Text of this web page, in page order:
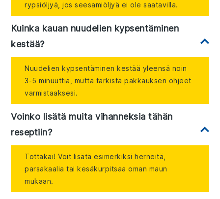
rypsiöljyä, jos seesamiöljyä ei ole saatavilla.
Kuinka kauan nuudelien kypsentäminen
kestää?
Nuudelien kypsentäminen kestää yleensä noin
3-5 minuuttia, mutta tarkista pakkauksen ohjeet
varmistaaksesi.
Voinko lisätä muita vihanneksia tähän
reseptiin?
Tottakai! Voit lisätä esimerkiksi herneitä,
parsakaalia tai kesäkurpitsaa oman maun
mukaan.